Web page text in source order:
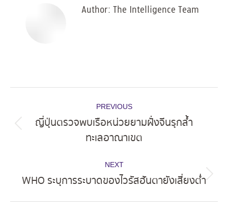
Author: The Intelligence Team
navigation
PREVIOUS
post:
ญี่ปุ่นตรวจพบเรือหน่วยยามฝั่งจีนรุกล้ำ
ทะเลอาณาเขต
NEXT
Next
WHO ระบุการระบาดของไวรัสฮันตายังเสี่ยงต่ำ